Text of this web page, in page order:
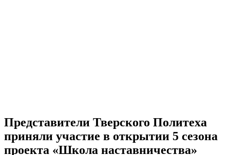
Представители Тверского Политеха
приняли участие в открытии 5 сезона
проекта «Школа наставничества»